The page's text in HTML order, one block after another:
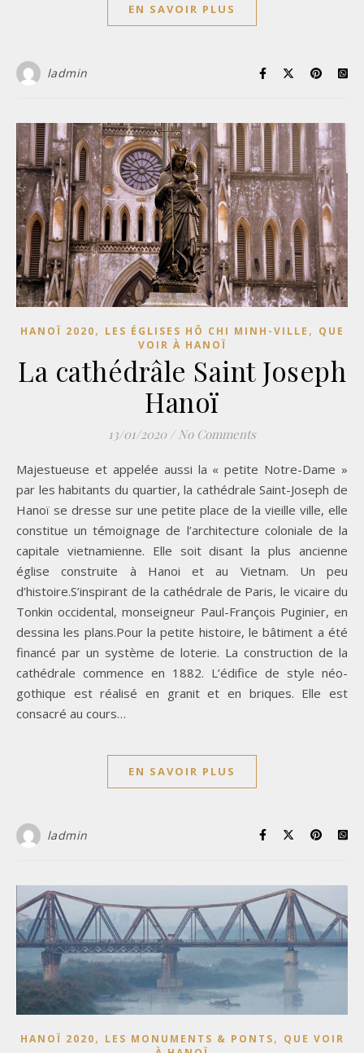
EN SAVOIR PLUS
ladmin
HANOÏ 2020, LES ÉGLISES HÔ CHI MINH-VILLE , QUE
VOIR À HANOÏ
La cathédrâle Saint Joseph
Hanoï
13/01/2020 / No Comments
Majestueuse et appelée aussi la « petite Notre-Dame »
par les habitants du quartier, la cathédrale Saint-Joseph de
Hanoï se dresse sur une petite place de la vieille ville, elle
constitue un témoignage de l’architecture coloniale de la
capitale vietnamienne. Elle soit disant la plus ancienne
église construite à Hanoi et au Vietnam. Un peu
d’histoire.S’inspirant de la cathédrale de Paris, le vicaire du
Tonkin occidental, monseigneur Paul-François Puginier, en
dessina les plans.Pour la petite histoire, le bâtiment a été
financé par un système de loterie. La construction de la
cathédrale commence en 1882. L’édifice de style néo-
gothique est réalisé en granit et en briques. Elle est
consacré au cours…
EN SAVOIR PLUS
ladmin
HANOÏ 2020, LES MONUMENTS & PONTS, QUE VOIR